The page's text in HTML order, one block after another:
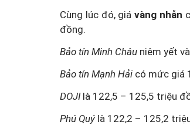
Cùng lúc đó, giávàng nhẫn
đồng.
Bảo tín Minh Châu niêm yết
Bảo tín Mạnh Hải có mức giá
DOJI là 122,5 – 125,5 triệu
Phú Quý là 122,2 – 125,2